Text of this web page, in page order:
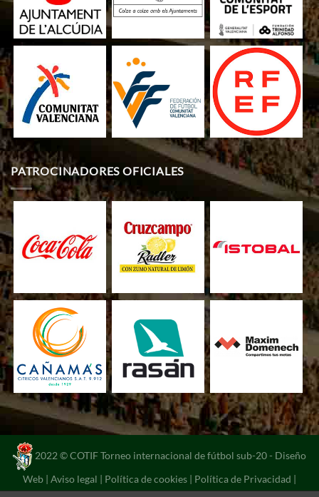
PATROCINADORES OFICIALES
2022 © COTIF Torneo internacional de fútbol sub-20 - Diseño
Web | Aviso legal | Política de cookies | Política de Privacidad |